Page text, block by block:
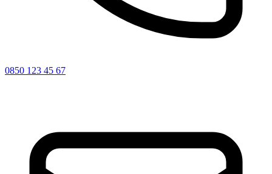
0850 123 45 67